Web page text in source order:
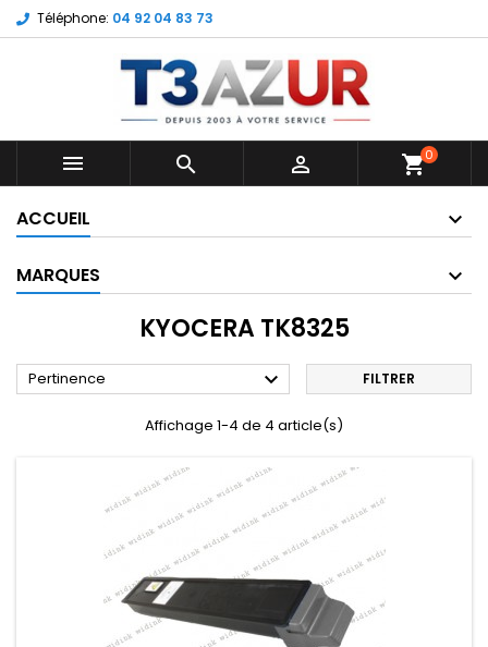
Téléphone: 04 92 04 83 73
   shopping_cart0
ACCUEIL
MARQUES
KYOCERA TK8325
Pertinence  FILTRER
Affichage 1-4 de 4 article(s)